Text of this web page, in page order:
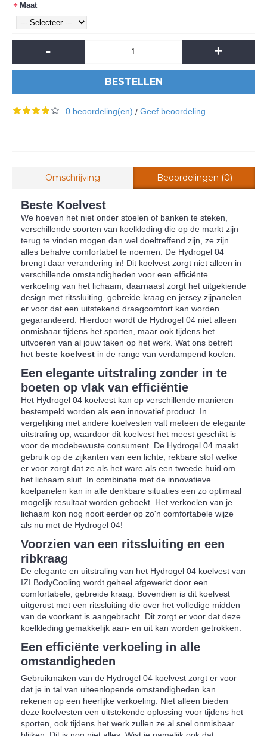
Maat
- +
BESTELLEN
0 beoordeling(en) / Geef beoordeling
Omschrijving Beoordelingen (0)
Beste Koelvest
We hoeven het niet onder stoelen of banken te steken,
verschillende soorten van koelkleding die op de markt zijn
terug te vinden mogen dan wel doeltreffend zijn, ze zijn
alles behalve comfortabel te noemen. De Hydrogel 04
brengt daar verandering in! Dit koelvest zorgt niet alleen in
verschillende omstandigheden voor een efficiënte
verkoeling van het lichaam, daarnaast zorgt het uitgekiende
design met ritssluiting, gebreide kraag en jersey zijpanelen
er voor dat een uitstekend draagcomfort kan worden
gegarandeerd. Hierdoor wordt de Hydrogel 04 niet alleen
onmisbaar tijdens het sporten, maar ook tijdens het
uitvoeren van al jouw taken op het werk. Wat ons betreft
het beste koelvest in de range van verdampend koelen.
Een elegante uitstraling zonder in te
boeten op vlak van efficiëntie
Het Hydrogel 04 koelvest kan op verschillende manieren
bestempeld worden als een innovatief product. In
vergelijking met andere koelvesten valt meteen de elegante
uitstraling op, waardoor dit koelvest het meest geschikt is
voor de modebewuste consument. De Hydrogel 04 maakt
gebruik op de zijkanten van een lichte, rekbare stof welke
er voor zorgt dat ze als het ware als een tweede huid om
het lichaam sluit. In combinatie met de innovatieve
koelpanelen kan in alle denkbare situaties een zo optimaal
mogelijk resultaat worden geboekt. Het verkoelen van je
lichaam kon nog nooit eerder op zo'n comfortabele wijze
als nu met de Hydrogel 04!
Voorzien van een ritssluiting en een
ribkraag
De elegante en uitstraling van het Hydrogel 04 koelvest van
IZI BodyCooling wordt geheel afgewerkt door een
comfortabele, gebreide kraag. Bovendien is dit koelvest
uitgerust met een ritssluiting die over het volledige midden
van de voorkant is aangebracht. Dit zorgt er voor dat deze
koelkleding gemakkelijk aan- en uit kan worden getrokken.
Een efficiënte verkoeling in alle
omstandigheden
Gebruikmaken van de Hydrogel 04 koelvest zorgt er voor
dat je in tal van uiteenlopende omstandigheden kan
rekenen op een heerlijke verkoeling. Niet alleen bieden
deze koelvesten een uitstekende oplossing voor tijdens het
sporten, ook tijdens het werk zullen ze al snel onmisbaar